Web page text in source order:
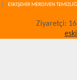
ESKİŞEHİR MERDİVEN
Ziyaretçi: